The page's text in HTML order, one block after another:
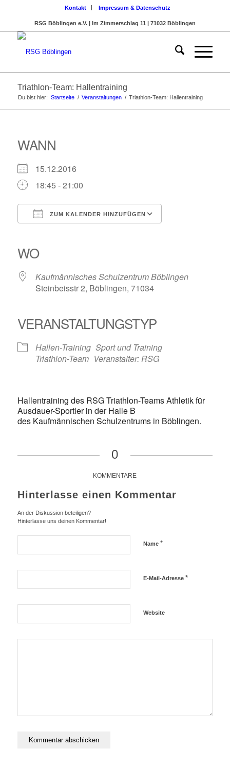
Kontakt Impressum & Datenschutz
RSG Böblingen e.V. | Im Zimmerschlag 11 | 71032 Böblingen
Triathlon-Team: Hallentraining
Du bist hier: Startseite / Veranstaltungen / Triathlon-Team: Hallentraining
WANN
15.12.2016
18:45 - 21:00
ZUM KALENDER HINZUFÜGEN
WO
Kaufmännisches Schulzentrum Böblingen
Steinbeisstr 2, Böblingen, 71034
VERANSTALTUNGSTYP
Hallen-Training Sport und Training
Triathlon-Team Veranstalter: RSG
Hallentraining des RSG Triathlon-Teams Athletik für
Ausdauer-Sportler in der Halle B
des Kaufmännischen Schulzentrums in Böblingen.
0
KOMMENTARE
Hinterlasse einen Kommentar
An der Diskussion beteiligen?
Hinterlasse uns deinen Kommentar!
Name *
E-Mail-Adresse *
Website